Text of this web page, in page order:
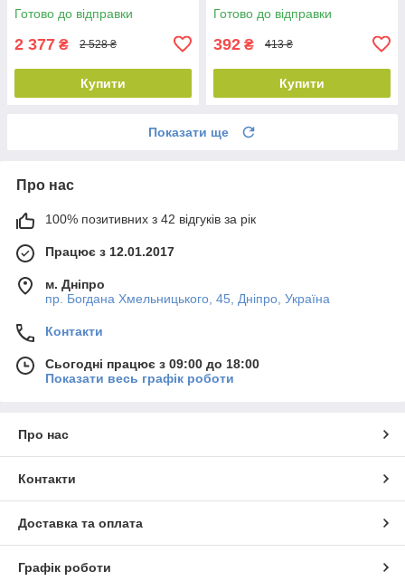
Готово до відправки
2 377 ₴ 2 528 ₴
Купити
Готово до відправки
392 ₴ 413 ₴
Купити
Показати ще
Про нас
100% позитивних з 42 відгуків за рік
Працює з 12.01.2017
м. Дніпро
пр. Богдана Хмельницького, 45, Дніпро, Україна
Контакти
Сьогодні працює з 09:00 до 18:00
Показати весь графік роботи
Про нас
Контакти
Доставка та оплата
Графік роботи